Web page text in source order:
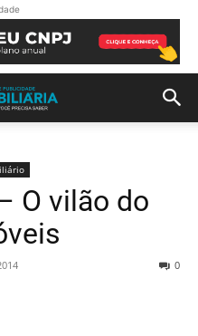
O vilão do
0